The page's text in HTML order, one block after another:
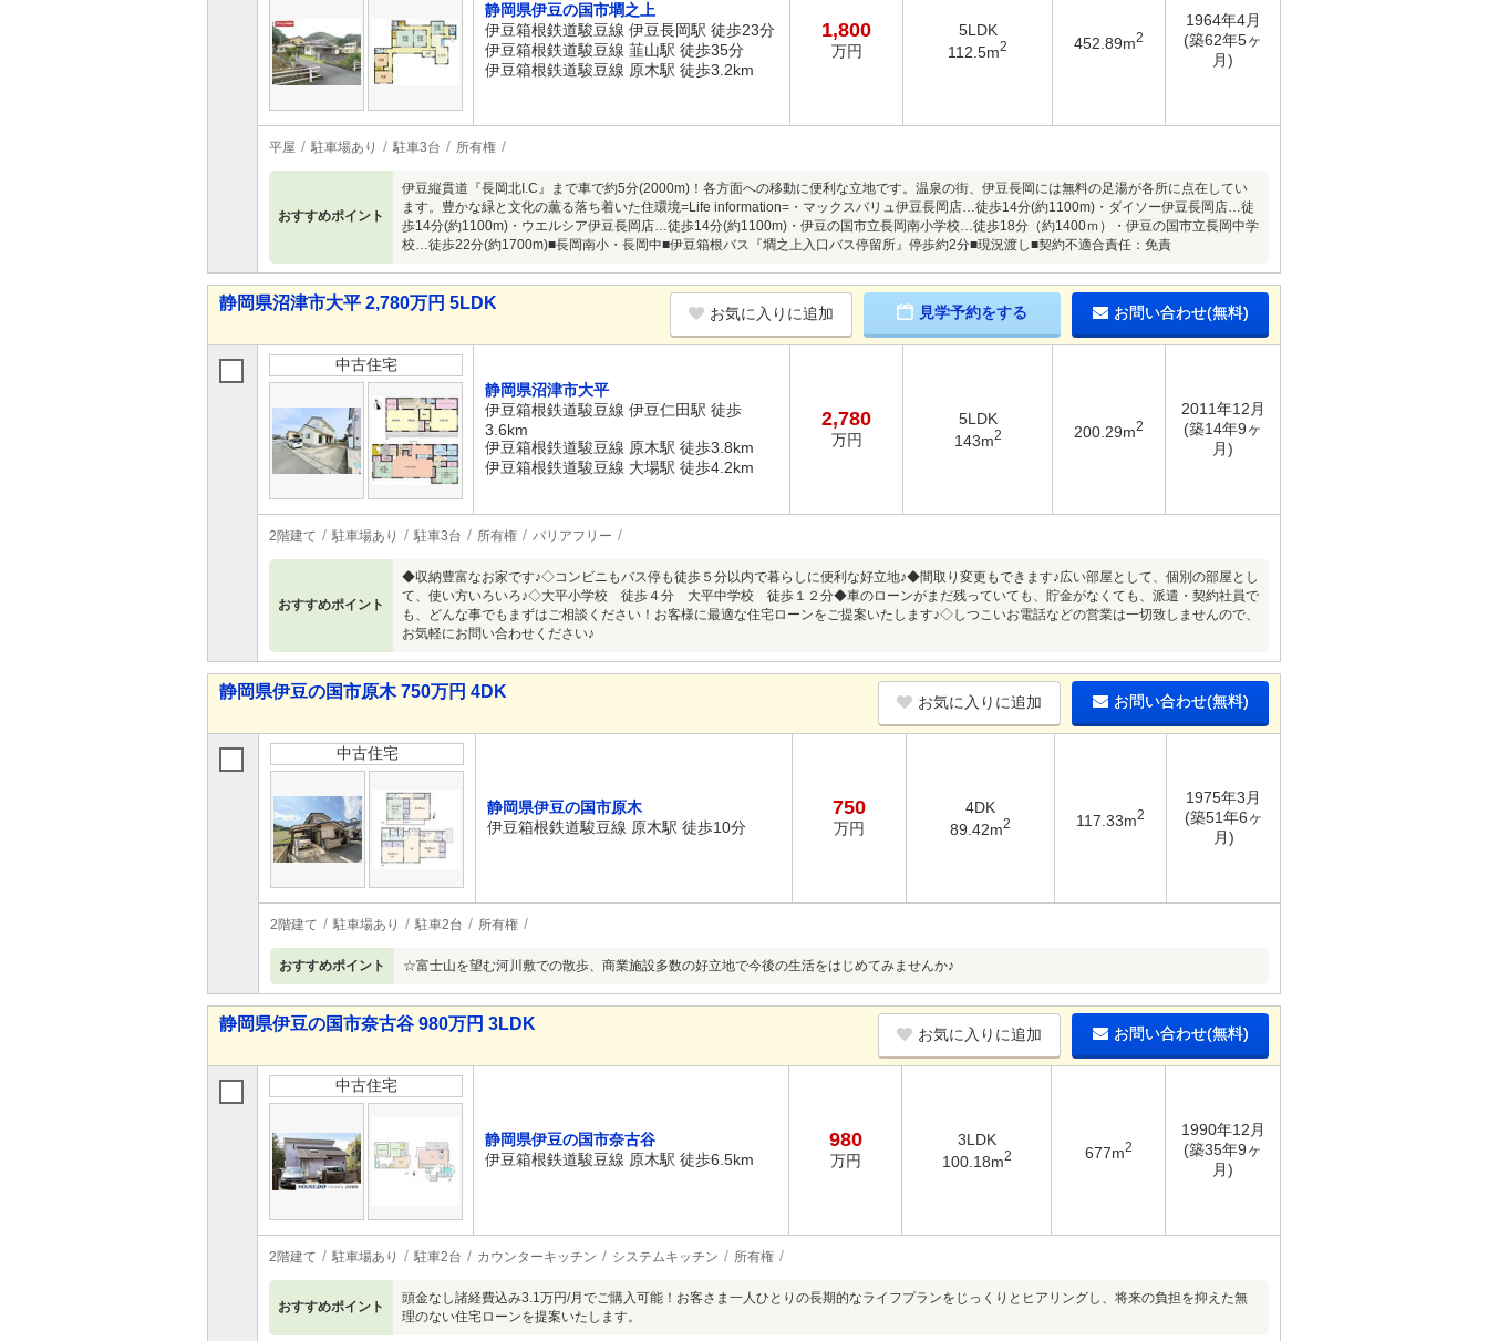
静岡県伊豆の国市墹之上
伊豆箱根鉄道駿豆線 伊豆長岡駅 徒歩23分
伊豆箱根鉄道駿豆線 韮山駅 徒歩35分
伊豆箱根鉄道駿豆線 原木駅 徒歩3.2km
1,800
万円
5LDK
112.5m2 452.89m2
1964年4月
(築62年5ヶ
月)
平屋 駐車場あり 駐車3台 所有権
おすすめポイント
伊豆縦貫道『長岡北I.C』まで車で約5分(2000m)！各方面への移動に便利な立地です。温泉の街、伊豆長岡には無料の足湯が各所に点在してい
ます。豊かな緑と文化の薫る落ち着いた住環境=Life information=・マックスバリュ伊豆長岡店…徒歩14分(約1100m)・ダイソー伊豆長岡店…徒
歩14分(約1100m)・ウエルシア伊豆長岡店…徒歩14分(約1100m)・伊豆の国市立長岡南小学校…徒歩18分（約1400ｍ）・伊豆の国市立長岡中学
校…徒歩22分(約1700m)■長岡南小・長岡中■伊豆箱根バス『墹之上入口バス停留所』停歩約2分■現況渡し■契約不適合責任：免責
静岡県沼津市大平 2,780万円 5LDK
お気に入りに追加 見学予約をする お問い合わせ(無料)
中古住宅
静岡県沼津市大平
伊豆箱根鉄道駿豆線 伊豆仁田駅 徒歩
3.6km
伊豆箱根鉄道駿豆線 原木駅 徒歩3.8km
伊豆箱根鉄道駿豆線 大場駅 徒歩4.2km
2,780
万円
5LDK
143m2 200.29m2
2011年12月
(築14年9ヶ
月)
2階建て 駐車場あり 駐車3台 所有権 バリアフリー
おすすめポイント
◆収納豊富なお家です♪◇コンビニもバス停も徒歩５分以内で暮らしに便利な好立地♪◆間取り変更もできます♪広い部屋として、個別の部屋とし
て、使い方いろいろ♪◇大平小学校 徒歩４分 大平中学校 徒歩１２分◆車のローンがまだ残っていても、貯金がなくても、派遣・契約社員で
も、どんな事でもまずはご相談ください！お客様に最適な住宅ローンをご提案いたします♪◇しつこいお電話などの営業は一切致しませんので、
お気軽にお問い合わせください♪
静岡県伊豆の国市原木 750万円 4DK
お気に入りに追加 お問い合わせ(無料)
中古住宅
静岡県伊豆の国市原木
伊豆箱根鉄道駿豆線 原木駅 徒歩10分
750
万円
4DK
89.42m2 117.33m2
1975年3月
(築51年6ヶ
月)
2階建て 駐車場あり 駐車2台 所有権
おすすめポイント ☆富士山を望む河川敷での散歩、商業施設多数の好立地で今後の生活をはじめてみませんか♪
静岡県伊豆の国市奈古谷 980万円 3LDK
お気に入りに追加 お問い合わせ(無料)
中古住宅
静岡県伊豆の国市奈古谷
伊豆箱根鉄道駿豆線 原木駅 徒歩6.5km
980
万円
3LDK
100.18m2 677m2
1990年12月
(築35年9ヶ
月)
2階建て 駐車場あり 駐車2台 カウンターキッチン システムキッチン 所有権
おすすめポイント
頭金なし諸経費込み3.1万円/月でご購入可能！お客さま一人ひとりの長期的なライフプランをじっくりとヒアリングし、将来の負担を抑えた無
理のない住宅ローンを提案いたします。